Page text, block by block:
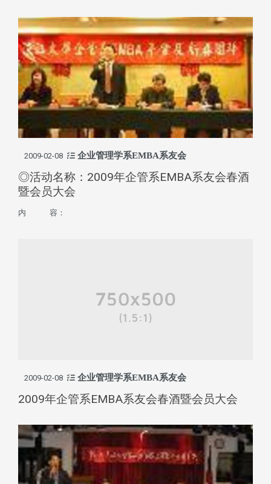
2009-02-08 企业管理学系EMBA系友会
◎活动名称：2009年企管系EMBA系友会春酒
暨会员大会
内 容：
2009-02-08 企业管理学系EMBA系友会
2009年企管系EMBA系友会春酒暨会员大会